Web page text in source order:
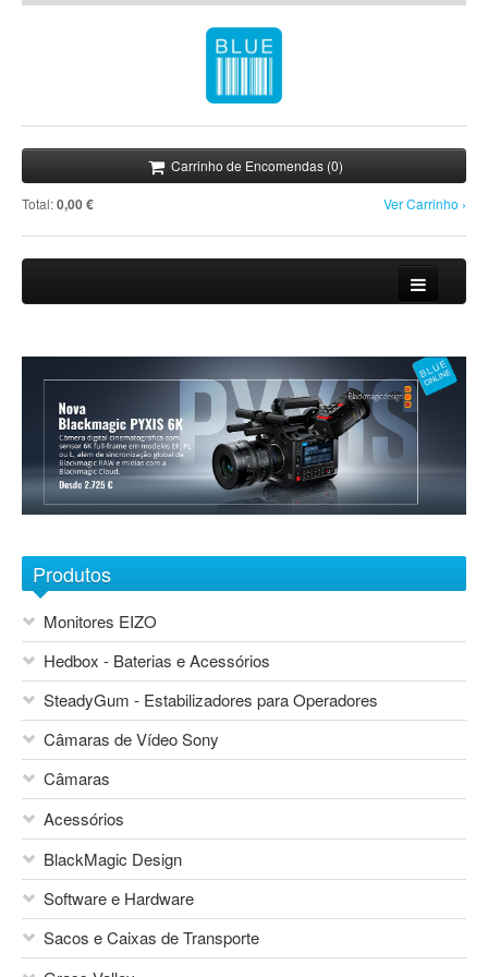
Carrinho de Encomendas (0)
Total:0,00 € Ver Carrinho ›
Promoções
Notícias
Sobre nós
Contactos
Produtos
Monitores EIZO
Hedbox - Baterias e Acessórios
SteadyGum - Estabilizadores para Operadores
Câmaras de Vídeo Sony
Câmaras
Blackmagic Design
Sony Network Camera Systems
Sony Foto e Vídeo Consumo
Canon
Sony
Acessórios
Áudio
Mesas de Mistura
Vocas
Flash Canon
BlackMagic Design
Software e Hardware
Sacos e Caixas de Transporte